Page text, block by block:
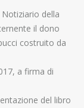
della
il dono
costruito da
a firma di
del libro